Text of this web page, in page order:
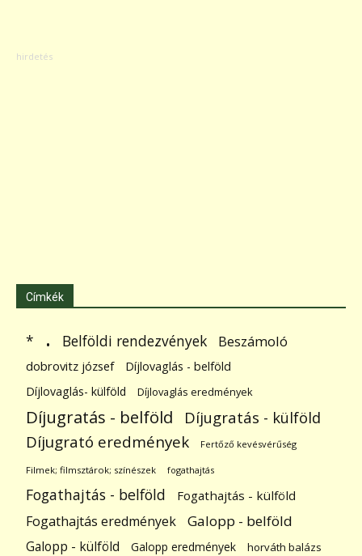
Címkék
* . Belföldi rendezvények Beszámoló
dobrovitz józsef
Díjlovaglás - belföld
Díjlovaglás- külföld
Díjlovaglás eredmények
Díjugratás - belföld Díjugratás - külföld
Díjugrató eredmények Fertőző kevésvérűség
Filmek; filmsztárok; színészek fogathajtás
Fogathajtás - belföld Fogathajtás - külföld
Fogathajtás eredmények Galopp - belföld
Galopp - külföld Galopp eredmények horváth balázs